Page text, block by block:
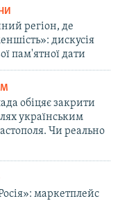
регіон, де
дискусія
пам'ятної дати
обіцяє закрити
українським
Чи реально
маркетплейс